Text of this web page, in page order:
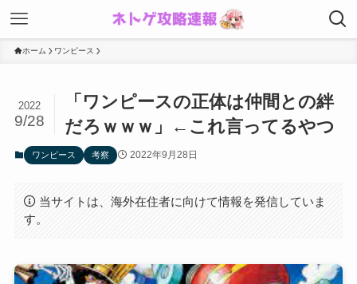
ホーム ワンピース
「ワンピースの正体は仲間との絆
だろｗｗｗ」←これ言ってるやつ
2022
9/28
ワンピース 考察 2022年9月28日
当サイトは、海外在住者に向けて情報を発信していま
す。